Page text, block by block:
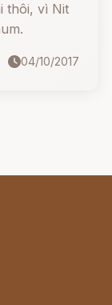
thôi, vì Nit
04/10/2017